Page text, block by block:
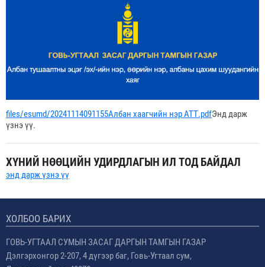
files/esumd/20241114091155Албан хаагчийн нэр АТТ.pdfЭнд дарж
үзнэ үү.
ХҮНИЙ НӨӨЦИЙН УДИРДЛАГЫН ИЛ ТОД БАЙДАЛ
энд дарж үзнэ үү
ХОЛБОО БАРИХ
ГОВЬ-УГТААЛ СУМЫН ЗАСАГ ДАРГЫН ТАМГЫН ГАЗАР
Дэлгэрхонгор 2-207, 4 дүгээр баг, Говь-Угтаал сум,